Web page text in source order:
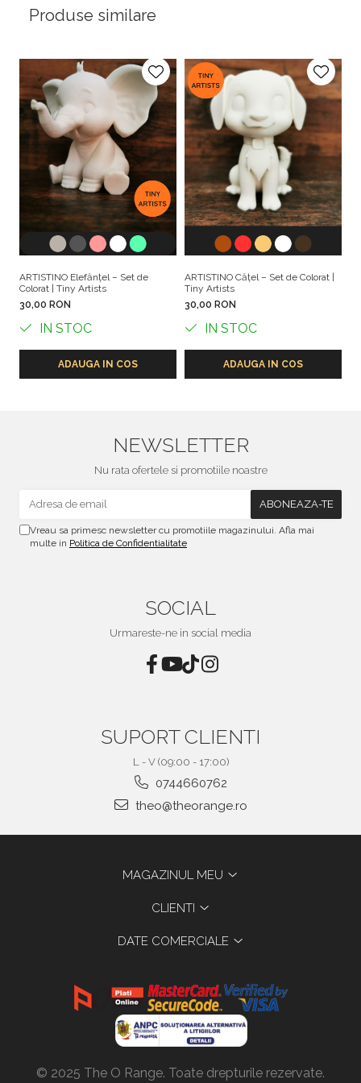
Produse similare
ARTISTINO Elefănțel – Set de
Colorat | Tiny Artists
30,00 RON
IN STOC
ADAUGA IN COS
ARTISTINO Cățel – Set de Colorat |
Tiny Artists
30,00 RON
IN STOC
ADAUGA IN COS
NEWSLETTER
Nu rata ofertele si promotiile noastre
Vreau sa primesc newsletter cu promotiile magazinului. Afla mai
multe in Politica de Confidentialitate
SOCIAL
Urmareste-ne in social media
SUPORT CLIENTI
L - V (09:00 - 17:00)
0744660762
theo@theorange.ro
MAGAZINUL MEU
CLIENTI
DATE COMERCIALE
© 2025 The O Range. Toate drepturile rezervate.